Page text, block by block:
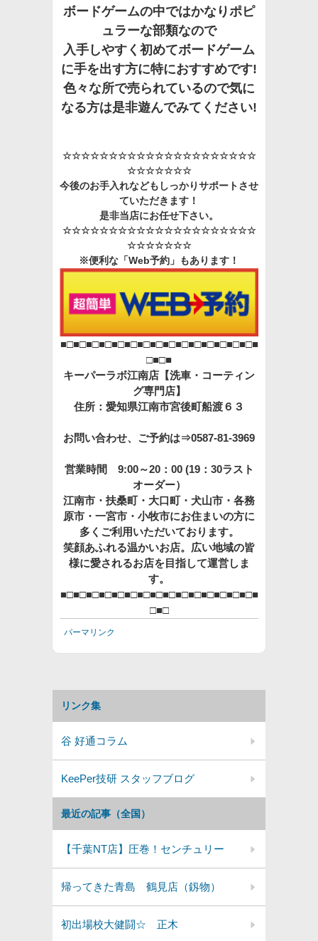
ボードゲームの中ではかなりポピ
ュラーな部類なので
入手しやすく初めてボードゲーム
に手を出す方に特におすすめです!
色々な所で売られているので気に
なる方は是非遊んでみてください!
☆☆☆☆☆☆☆☆☆☆☆☆☆☆☆☆☆☆☆☆☆
☆☆☆☆☆☆☆
今後のお手入れなどもしっかりサポートさせ
ていただきます！
是非当店にお任せ下さい。
☆☆☆☆☆☆☆☆☆☆☆☆☆☆☆☆☆☆☆☆☆
☆☆☆☆☆☆☆
※便利な「Web予約」もあります！
■□■□■□■□■□■□■□■□■□■□■□■□■□■□■□■
□■□■
キーパーラボ江南店【洗車・コーティン
グ専門店】
住所：愛知県江南市宮後町船渡６３
お問い合わせ、ご予約は⇒0587-81-3969
営業時間 9:00～20：00 (19：30ラスト
オーダー）
江南市・扶桑町・大口町・犬山市・各務
原市・一宮市・小牧市にお住まいの方に
多くご利用いただいております。
笑顔あふれる温かいお店。広い地域の皆
様に愛されるお店を目指して運営しま
す。
■□■□■□■□■□■□■□■□■□■□■□■□■□■□■□■
□■□
パーマリンク
最近の記事（全国）
【千葉NT店】圧巻！センチュリー
帰ってきた青島 鶴見店（釼物）
初出場校大健闘☆ 正木
リンク集
谷 好通コラム
KeePer技研 スタッフブログ